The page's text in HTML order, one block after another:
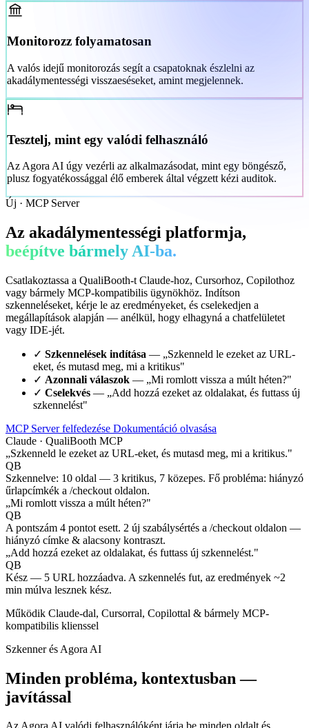
Monitorozz folyamatosan
A valós idejű monitorozás segít a csapatoknak észlelni az
akadálymentességi visszaeséseket, amint megjelennek.
Tesztelj, mint egy valódi felhasználó
Az Agora AI úgy vezérli az alkalmazásodat, mint egy böngésző,
plusz fogyatékossággal élő emberek által végzett kézi auditok.
Új · MCP Server
Az akadálymentességi platformja,
beépítve bármely AI-ba.
Csatlakoztassa a QualiBooth-t Claude-hoz, Cursorhoz, Copilothoz
vagy bármely MCP-kompatibilis ügynökhöz. Indítson
szkenneléseket, kérje le az eredményeket, és cselekedjen a
megállapítások alapján — anélkül, hogy elhagyná a chatfelületet
vagy IDE-jét.
✓ Szkennelések indítása — „Szkenneld le ezeket az URL-
eket, és mutasd meg, mi a kritikus"
✓ Azonnali válaszok — „Mi romlott vissza a múlt héten?"
✓ Cselekvés — „Add hozzá ezeket az oldalakat, és futtass új
szkennelést"
MCP Server felfedezése Dokumentáció olvasása
Claude · QualiBooth MCP
„Szkenneld le ezeket az URL-eket, és mutasd meg, mi a kritikus."
QB
Szkennelve: 10 oldal — 3 kritikus, 7 közepes. Fő probléma: hiányzó
űrlapcímkék a /checkout oldalon.
„Mi romlott vissza a múlt héten?"
QB
A pontszám 4 pontot esett. 2 új szabálysértés a /checkout oldalon —
hiányzó címke & alacsony kontraszt.
„Add hozzá ezeket az oldalakat, és futtass új szkennelést."
QB
Kész — 5 URL hozzáadva. A szkennelés fut, az eredmények ~2
min múlva lesznek kész.
Működik Claude-dal, Cursorral, Copilottal & bármely MCP-
kompatibilis klienssel
Szkenner és Agora AI
Minden probléma, kontextusban —
javítással